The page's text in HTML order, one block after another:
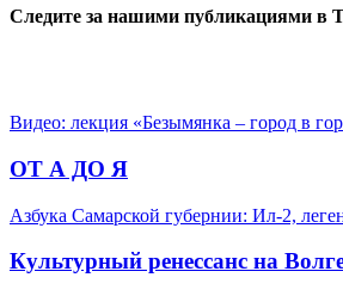
Следите за нашими публикациями в
Видео: лекция «Безымянка – город в
ОТ А ДО Я
Азбука Самарской губернии: Ил-2,
Культурный ренессанс на